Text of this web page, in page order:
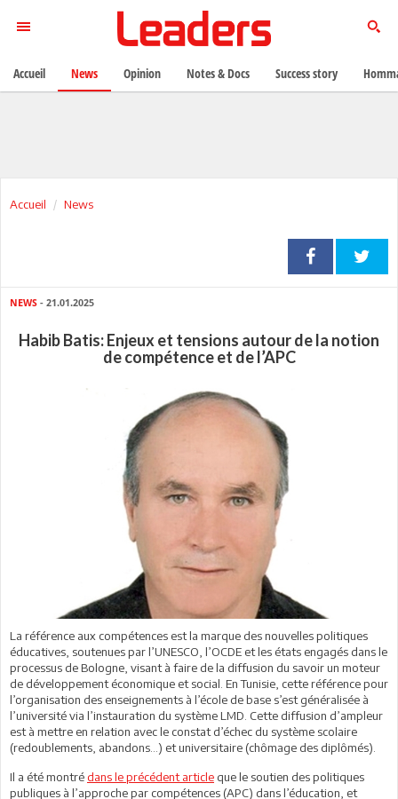
Accueil News
NEWS - 21.01.2025
Habib Batis: Enjeux et tensions autour de la notion
de compétence et de l’APC
La référence aux compétences est la marque des nouvelles politiques
éducatives, soutenues par l’UNESCO, l’OCDE et les états engagés dans le
processus de Bologne, visant à faire de la diffusion du savoir un moteur
de développement économique et social. En Tunisie, cette référence pour
l’organisation des enseignements à l’école de base s’est généralisée à
l’université via l’instauration du système LMD. Cette diffusion d’ampleur
est à mettre en relation avec le constat d’échec du système scolaire
(redoublements, abandons…) et universitaire (chômage des diplômés).
Il a été montré dans le précédent article que le soutien des politiques
publiques à l’approche par compétences (APC) dans l’éducation, et
Accueil News Opinion Notes & Docs Success story